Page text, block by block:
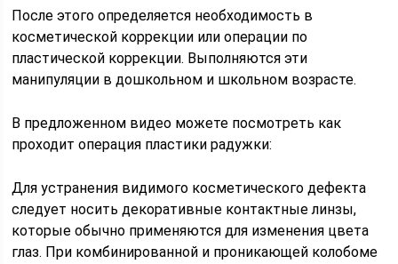
После этого определяется необходимость в
косметической коррекции или операции по
пластической коррекции. Выполняются эти
манипуляции в дошкольном и школьном возрасте.
В предложенном видео можете посмотреть как
проходит операция пластики радужки:
Для устранения видимого косметического дефекта
следует носить декоративные контактные линзы,
которые обычно применяются для изменения цвета
глаз. При комбинированной и проникающей колобоме